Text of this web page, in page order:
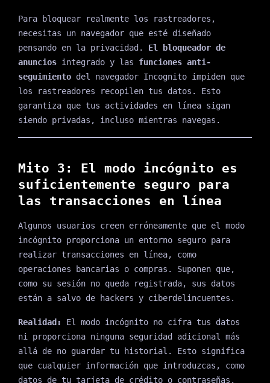
Para bloquear realmente los rastreadores,
necesitas un navegador que esté diseñado
pensando en la privacidad. El bloqueador de
anunciosintegrado y las funciones anti-
seguimientodel navegador Incognito impiden que
los rastreadores recopilen tus datos. Esto
garantiza que tus actividades en línea sigan
siendo privadas, incluso mientras navegas.
Mito 3: El modo incógnito es
suficientemente seguro para
las transacciones en línea
Algunos usuarios creen erróneamente que el modo
incógnito proporciona un entorno seguro para
realizar transacciones en línea, como
operaciones bancarias o compras. Suponen que,
como su sesión no queda registrada, sus datos
están a salvo de hackers y ciberdelincuentes.
Realidad: El modo incógnito no cifra tus datos
ni proporciona ninguna seguridad adicional más
allá de no guardar tu historial. Esto significa
que cualquier información que introduzcas, como
datos de tu tarjeta de crédito o contraseñas,